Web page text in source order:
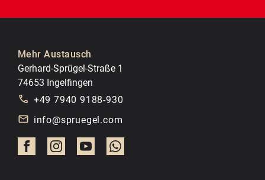
Mehr Austausch
Gerhard-Sprügel-Straße 1
74653 Ingelfingen
+49 7940 9188-930
info@spruegel.com